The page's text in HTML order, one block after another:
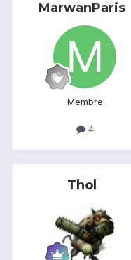
MarwanParis
Membre
4
Thol